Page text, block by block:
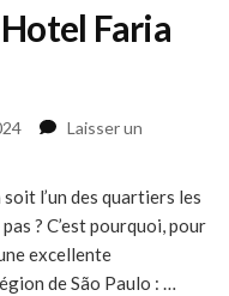
Faria
Laisser un
l’un des quartiers les
? C’est pourquoi, pour
excellente
de São Paulo : …